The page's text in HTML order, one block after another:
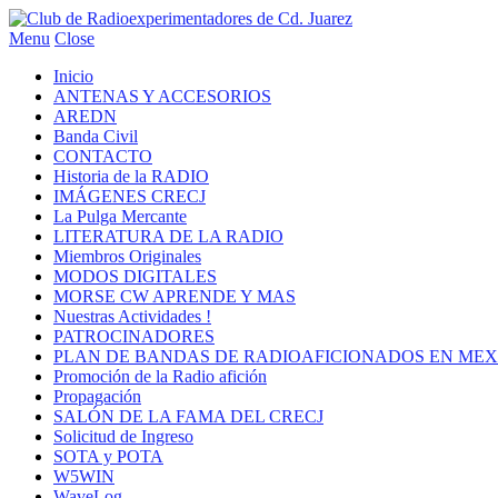
Menu Close
Inicio
ANTENAS Y ACCESORIOS
AREDN
Banda Civil
CONTACTO
Historia de la RADIO
IMÁGENES CRECJ
La Pulga Mercante
LITERATURA DE LA RADIO
Miembros Originales
MODOS DIGITALES
MORSE CW APRENDE Y MAS
Nuestras Actividades !
PATROCINADORES
PLAN DE BANDAS DE RADIOAFICIONADOS EN
Promoción de la Radio afición
Propagación
SALÓN DE LA FAMA DEL CRECJ
Solicitud de Ingreso
SOTA y POTA
W5WIN